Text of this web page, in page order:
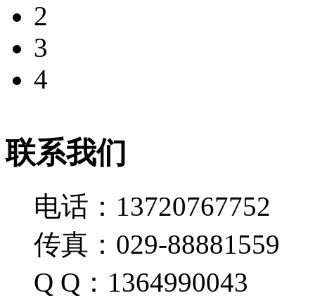
2
3
4
联系我们
电话：13720767752
传真：029-88881559
Q Q：1364990043